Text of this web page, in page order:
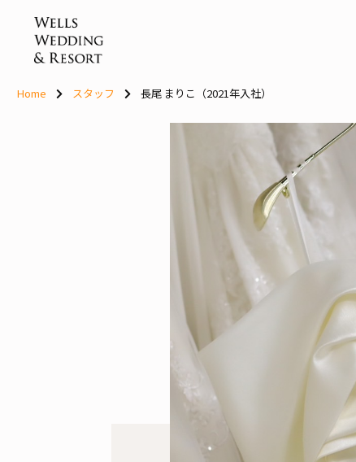
content
Home スタッフ 長尾 まりこ（2021年入社）